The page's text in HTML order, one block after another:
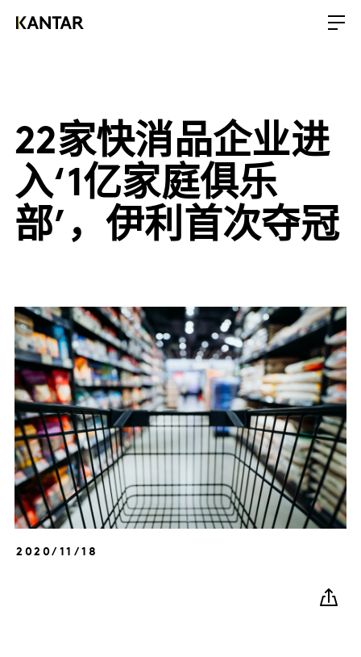
22家快消品企业进
入‘1亿家庭俱乐
部’，伊利首次夺冠
2020/11/18